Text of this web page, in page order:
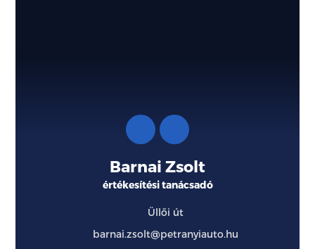
Barnai Zsolt
értékesítési tanácsadó
Üllői út
barnai.zsolt@petranyiauto.hu